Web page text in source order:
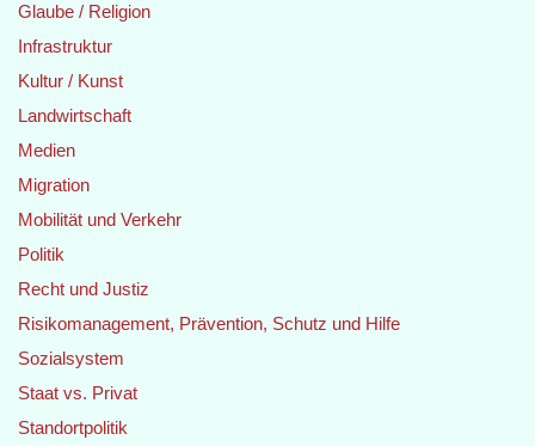
Glaube / Religion
Infrastruktur
Kultur / Kunst
Landwirtschaft
Medien
Migration
Mobilität und Verkehr
Politik
Recht und Justiz
Risikomanagement, Prävention, Schutz und Hilfe
Sozialsystem
Staat vs. Privat
Standortpolitik